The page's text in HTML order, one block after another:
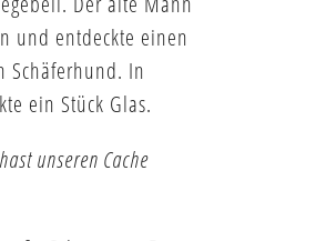
und entdeckte einen
Schäferhund. In
ein Stück Glas.
unseren Cache